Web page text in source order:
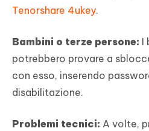
Tenorshare 4ukey.
Bambini o terze persone: I
potrebbero provare a
con esso, inserendo
disabilitazione.
Problemi tecnici: A volte,